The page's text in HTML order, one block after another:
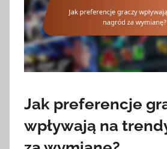
Jak preferencje
wpływają na